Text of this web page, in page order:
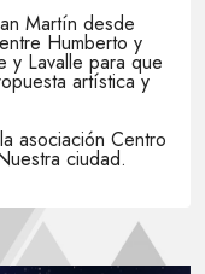
Martín desde
Humberto y
y Lavalle para que
artística y
asociación Centro
ciudad.